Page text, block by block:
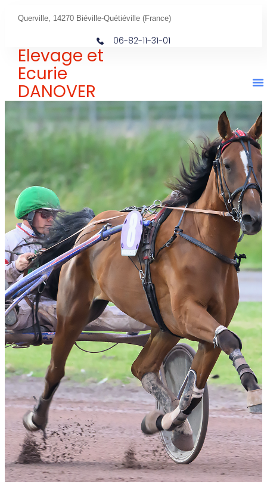
Querville, 14270 Biéville-Quétiéville (France)
06-82-11-31-01
Elevage et
Ecurie
DANOVER